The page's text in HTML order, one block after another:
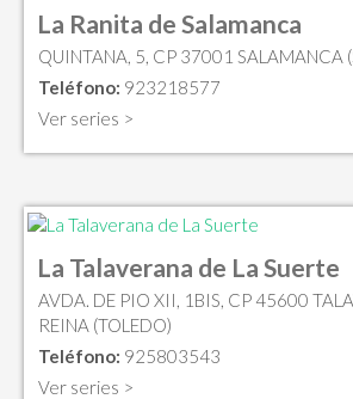
La Ranita de Salamanca
QUINTANA, 5, CP 37001 SALAMANCA
Teléfono: 923218577
Ver series >
La Talaverana de La Suerte
AVDA. DE PIO XII, 1BIS, CP 45600
REINA (TOLEDO)
Teléfono: 925803543
Ver series >